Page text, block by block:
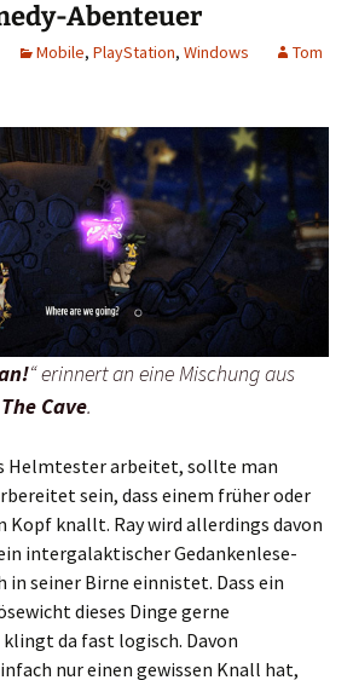
Abenteuer
Mobile, PlayStation, Windows
Tom
“ erinnert an eine Mischung aus
The Cave.
Helmtester arbeitet, sollte man
sein, dass einem früher oder
Kopf knallt. Ray wird allerdings davon
intergalaktischer Gedankenlese-
in seiner Birne einnistet. Dass ein
dieses Dinge gerne
da fast logisch. Davon
nur einen gewissen Knall hat,